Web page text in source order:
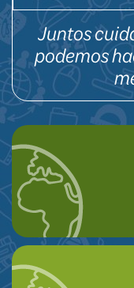
Juntos
podemos